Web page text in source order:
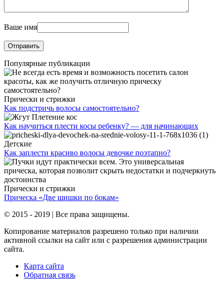
Ваше имя
Популярные публикации
Прически и стрижки
Как подстричь волосы самостоятельно?
Плетение кос
Как научиться плести косы ребенку? — для начинающих
Детские
Как заплести красиво волосы девочке поэтапно?
Прически и стрижки
Прическа «Две шишки по бокам»
© 2015 - 2019 | Все права защищены.
Копирование материалов разрешено только при наличии
активной ссылки на сайт или с разрешения администрации
сайта.
Карта сайта
Обратная связь